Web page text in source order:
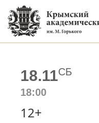
18.11СБ
18:00
12+